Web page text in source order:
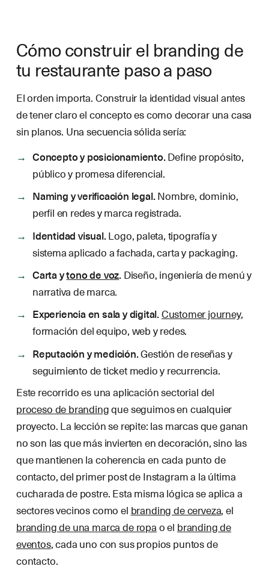
Cómo construir el branding de
tu restaurante paso a paso
El orden importa. Construir la identidad visual antes
de tener claro el concepto es como decorar una casa
sin planos. Una secuencia sólida sería:
Concepto y posicionamiento.Define propósito,
público y promesa diferencial.
Naming y verificación legal.Nombre, dominio,
perfil en redes y marca registrada.
Identidad visual.Logo, paleta, tipografía y
sistema aplicado a fachada, carta y packaging.
Carta ytono de voz.Diseño, ingeniería de menú y
narrativa de marca.
Experiencia en sala y digital.Customer journey,
formación del equipo, web y redes.
Reputación y medición.Gestión de reseñas y
seguimiento de ticket medio y recurrencia.
Este recorrido es una aplicación sectorial del
proceso de brandingque seguimos en cualquier
proyecto. La lección se repite: las marcas que ganan
no son las que más invierten en decoración, sino las
que mantienen la coherencia en cada punto de
contacto, del primer post de Instagram a la última
cucharada de postre. Esta misma lógica se aplica a
sectores vecinos como el branding de cerveza, el
branding de una marca de ropao el branding de
eventos, cada uno con sus propios puntos de
contacto.